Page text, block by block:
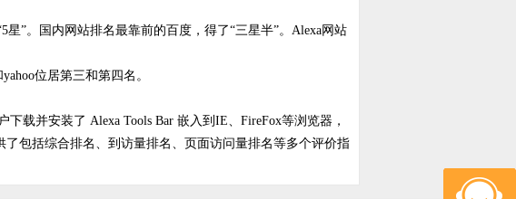
”。国内网站排名最靠前的百度，得了“三星半”。Alexa网站
位居第三和第四名。
载并安装了 Alexa Tools Bar 嵌入到IE、FireFox等浏览器，
包括综合排名、到访量排名、页面访问量排名等多个评价指